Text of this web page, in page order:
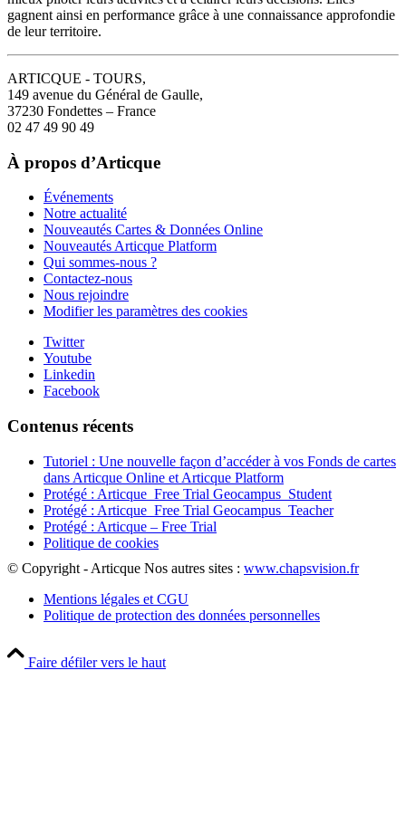
gagnent ainsi en performance grâce à une connaissance approfondie
de leur territoire.
ARTICQUE - TOURS,
149 avenue du Général de Gaulle,
37230 Fondettes – France
02 47 49 90 49
À propos d’Articque
Événements
Notre actualité
Nouveautés Cartes & Données Online
Nouveautés Articque Platform
Qui sommes-nous ?
Contactez-nous
Nous rejoindre
Modifier les paramètres des cookies
Twitter
Youtube
Linkedin
Facebook
Contenus récents
Tutoriel : Une nouvelle façon d’accéder à vos Fonds de cartes
dans Articque Online et Articque Platform
Protégé : Articque_Free Trial Geocampus_Student
Protégé : Articque_Free Trial Geocampus_Teacher
Protégé : Articque – Free Trial
Politique de cookies
© Copyright - Articque Nos autres sites : www.chapsvision.fr
Mentions légales et CGU
Politique de protection des données personnelles
Faire défiler vers le haut